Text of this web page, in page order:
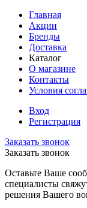
Главная
Акции
Бренды
Доставка
Каталог
О магазине
Контакты
Условия
Вход
Регистрация
Заказать звонок
Заказать звонок
Оставьте Ваше
специалисты
решения Вашего